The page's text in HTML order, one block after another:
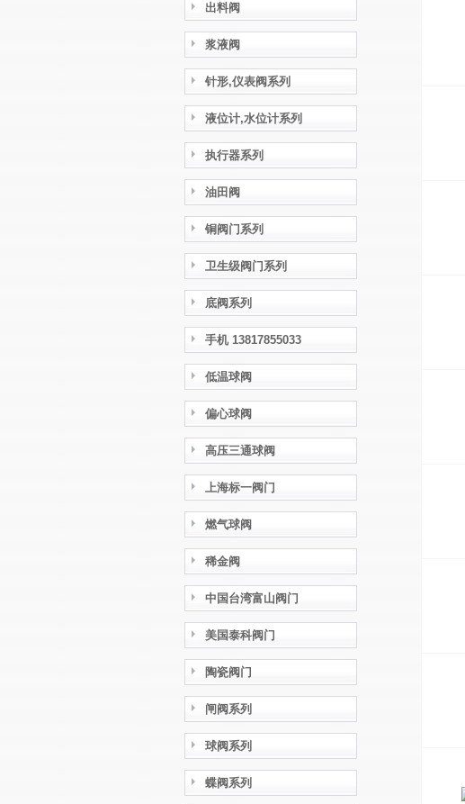
出料阀
浆液阀
针形,仪表阀系列
液位计,水位计系列
执行器系列
油田阀
铜阀门系列
卫生级阀门系列
底阀系列
手机 13817855033
低温球阀
偏心球阀
高压三通球阀
上海标一阀门
燃气球阀
稀金阀
中国台湾富山阀门
美国泰科阀门
陶瓷阀门
闸阀系列
球阀系列
蝶阀系列